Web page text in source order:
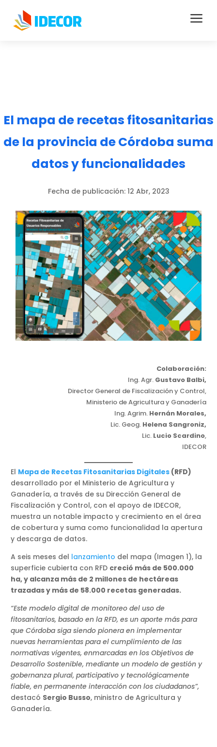
a
El mapa de recetas fitosanitarias
de la provincia de Córdoba suma
datos y funcionalidades
Fecha de publicación: 12 Abr, 2023
Colaboración:
Ing. Agr. Gustavo Balbi,
Director General de Fiscalización y Control,
Ministerio de Agricultura y Ganadería
Ing. Agrim. Hernán Morales,
Lic. Geog. Helena Sangroniz,
Lic. Lucio Scardino,
IDECOR
El Mapa de Recetas Fitosanitarias Digitales (RFD)
desarrollado por el Ministerio de Agricultura y
Ganadería, a través de su Dirección General de
Fiscalización y Control, con el apoyo de IDECOR,
muestra un notable impacto y crecimiento en el área
de cobertura y suma como funcionalidad la apertura
y descarga de datos.
A seis meses del lanzamiento del mapa (Imagen 1), la
superficie cubierta con RFD creció más de 500.000
ha, y alcanza más de 2 millones de hectáreas
trazadas y más de 58.000 recetas generadas.
“Este modelo digital de monitoreo del uso de
fitosanitarios, basado en la RFD, es un aporte más para
que Córdoba siga siendo pionera en implementar
nuevas herramientas para el cumplimiento de las
normativas vigentes, enmarcadas en los Objetivos de
Desarrollo Sostenible, mediante un modelo de gestión y
gobernanza plural, participativo y tecnológicamente
fiable, en permanente interacción con los ciudadanos”,
destacó Sergio Busso, ministro de Agricultura y
Ganadería.